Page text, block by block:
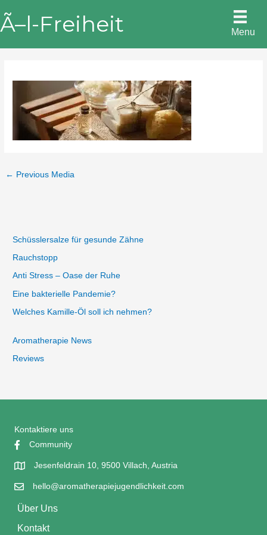
to
content
Ã–l-Freiheit Menu
← Previous Media
Schüsslersalze für gesunde Zähne
Rauchstopp
Anti Stress – Oase der Ruhe
Eine bakterielle Pandemie?
Welches Kamille-Öl soll ich nehmen?
Aromatherapie News
Reviews
Kontaktiere uns
Community
Jesenfeldrain 10, 9500 Villach, Austria
hello@aromatherapiejugendlichkeit.com
Über Uns
Kontakt